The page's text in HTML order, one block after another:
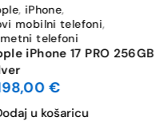
, iPhone,
mobilni telefoni,
telefoni
iPhone 17 PRO 256GB
€
u košaricu